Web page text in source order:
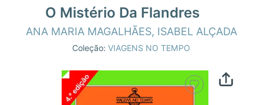
O Mistério Da Flandres
ANA MARIA MAGALHÃES, ISABEL ALÇADA
Coleção:VIAGENS NO TEMPO